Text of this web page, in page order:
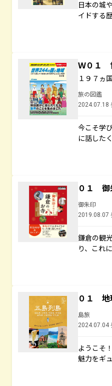
日本の城
イドする
Ｗ０１
１９７ヵ
旅の図鑑
2024.07.18
今こそ学
に話した
０１ 御
御朱印
2019.08.07
鎌倉の観
り、これ
０１
島旅
2024.07.04
ようこそ
魅力をギ